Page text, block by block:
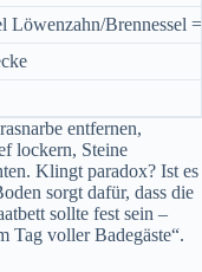
Brennessel
entfernen,
lockern, Steine
Klingt paradox? Ist es
sorgt dafür, dass die
sollte fest sein –
Tag voller Badegäste“.